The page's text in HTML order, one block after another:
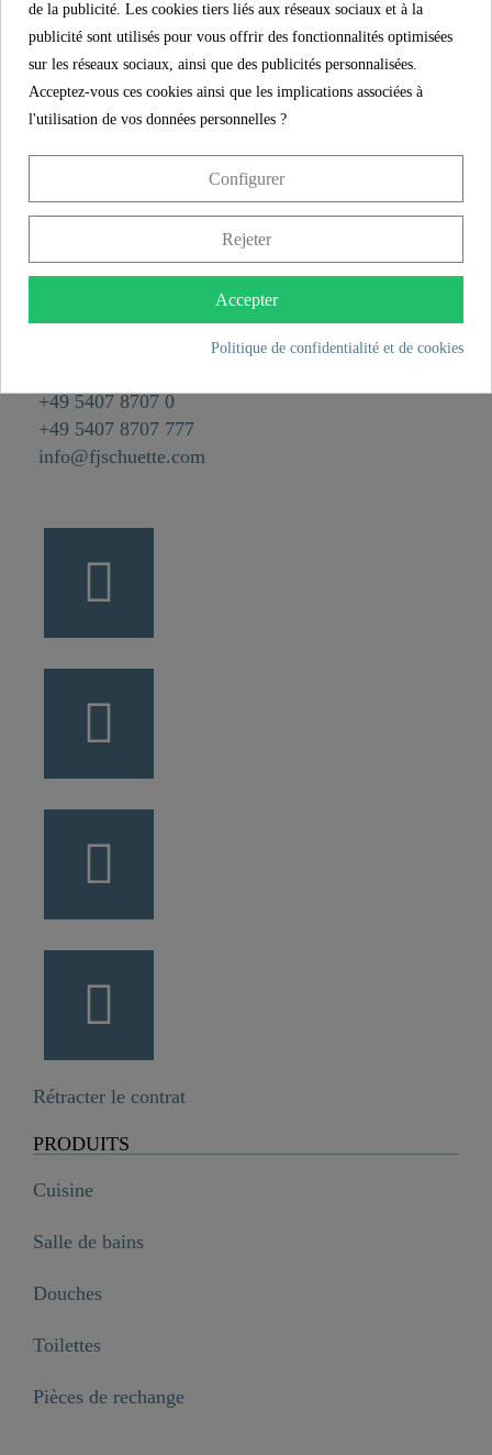
Référence.
Matériau Laiton
Couleur
Franz Joseph Schütte GmbH
49134 Wallenhorst
+49 5407 8707 0
+49 5407 8707 777
info@fjschuette.com
Rétracter le contrat
PRODUITS
Cuisine
Salle de bains
Douches
Toilettes
Pièces de rechange
de la publicité. Les cookies tiers liés aux réseaux sociaux et à la
publicité sont utilisés pour vous offrir des fonctionnalités optimisées
sur les réseaux sociaux, ainsi que des publicités personnalisées.
Acceptez-vous ces cookies ainsi que les implications associées à
l'utilisation de vos données personnelles ?
Configurer
Rejeter
Accepter
Politique de confidentialité et de cookies